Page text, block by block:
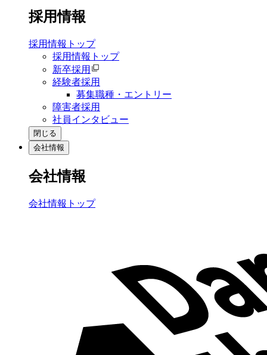
採用情報
採用情報トップ
採用情報トップ
新卒採用
経験者採用
募集職種・エントリー
障害者採用
社員インタビュー
閉じる
会社情報
会社情報
会社情報トップ